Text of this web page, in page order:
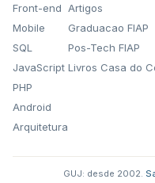
Front-end
Mobile
SQL
JavaScript
PHP
Android
Arquitetura
Artigos
Graduacao FIAP
Pos-Tech FIAP
Livros Casa do
GUJ: desde 2002.